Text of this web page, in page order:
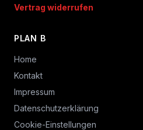
Vertrag widerrufen
PLAN B
Home
Kontakt
Impressum
Datenschutzerklärung
Cookie-Einstellungen